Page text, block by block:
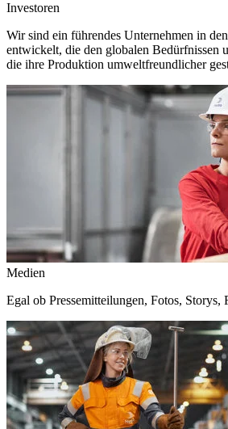
Investoren
Wir sind ein führendes Unternehmen in
entwickelt, die den globalen Bedürfnissen
die ihre Produktion umweltfreundlicher
Medien
Egal ob Pressemitteilungen, Fotos,